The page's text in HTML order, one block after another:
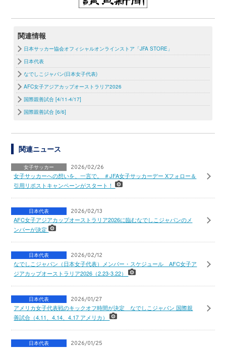
関連情報
日本サッカー協会オフィシャルオンラインストア「JFA STORE」
日本代表
なでしこジャパン(日本女子代表)
AFC女子アジアカップオーストラリア2026
国際親善試合 [4/11-4/17]
国際親善試合 [6/6]
関連ニュース
女子サッカー 2026/02/26
女子サッカーへの想いを、一言で。 ＃JFA女子サッカーデー Xフォロー＆
引用リポストキャンペーンがスタート！
日本代表 2026/02/13
AFC女子アジアカップオーストラリア2026に臨むなでしこジャパンのメ
ンバーが決定
日本代表 2026/02/12
なでしこジャパン（日本女子代表）メンバー・スケジュール AFC女子ア
ジアカップオーストラリア2026（2.23-3.22）
日本代表 2026/01/27
アメリカ女子代表戦のキックオフ時間が決定 なでしこジャパン 国際親
善試合（4.11、4.14、4.17 アメリカ）
日本代表 2026/01/25